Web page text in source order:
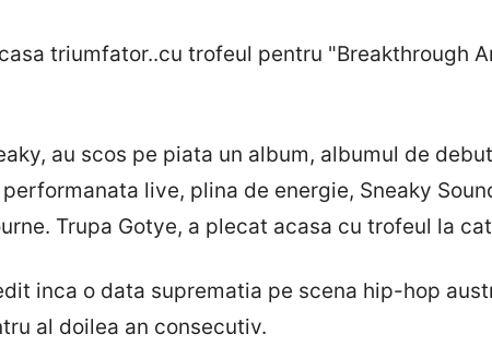
triumfator..cu trofeul pentru "Breakthrough
au scos pe piata un album, albumul de
live, plina de energie, Sneaky
Trupa Gotye, a plecat acasa cu trofeul la
o data suprematia pe scena hip-hop
al doilea an consecutiv.